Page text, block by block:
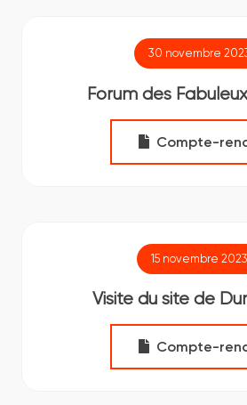
30 novembre
Forum des
Compte-
15 novembre 2023
Visite du site de
Compte-